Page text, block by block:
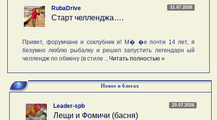
31.07.2026
RubaDrive
Старт челленджа….
Привет, форумчане и соклубник и! М� �е почти 14 лет, я
безумно люблю рыбалку и решил запустить легендарн ый
челлендж по обмену (в стиле ... Читать полностью »
Новое в блогах
20.07.2026
Leader-spb
Лещи и Фомичи (басня)